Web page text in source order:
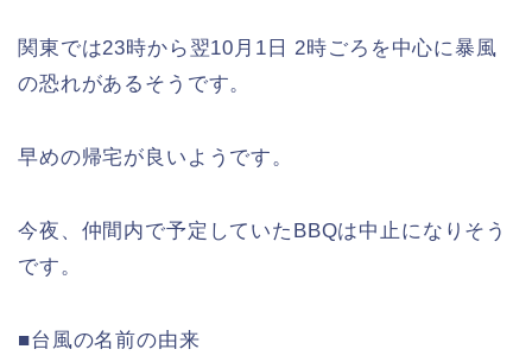
関東では23時から翌10月1日 2時ごろを中心に暴風
の恐れがあるそうです。
早めの帰宅が良いようです。
今夜、仲間内で予定していたBBQは中止になりそう
です。
■台風の名前の由来